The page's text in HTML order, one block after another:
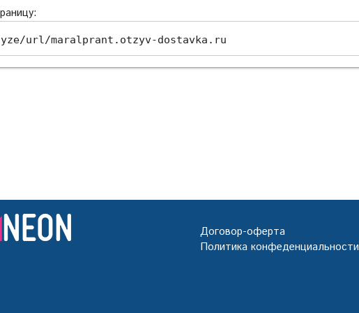
url/maralprant.otzyv-dostavka.ru
Договор-оферта
Политика конфеденциальности